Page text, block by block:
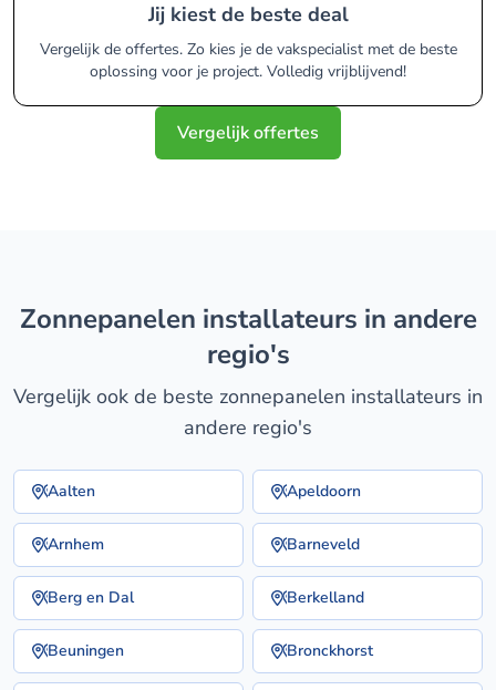
Jij kiest de beste deal
Vergelijk de offertes. Zo kies je de vakspecialist met de beste
oplossing voor je project. Volledig vrijblijvend!
Vergelijk offertes
zonnepanelen installateurs in andere
regio's
Vergelijk ook de beste zonnepanelen installateurs in
andere regio's
Aalten Apeldoorn
Arnhem Barneveld
Berg en Dal Berkelland
Beuningen Bronckhorst